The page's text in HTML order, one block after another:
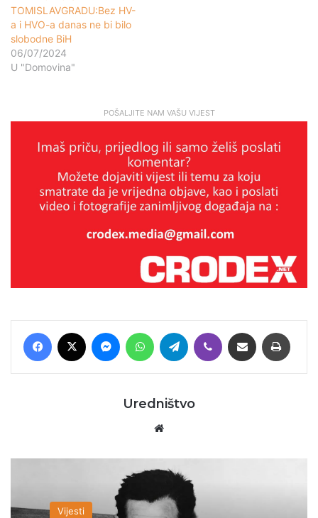
TOMISLAVGRADU:Bez HV-
a i HVO-a danas ne bi bilo
slobodne BiH
06/07/2024
U "Domovina"
POŠALJITE NAM VAŠU VIJEST
Facebook MessengerWhatsAppTelegram Viber Podijeli putem E-maila
Uredništvo
Vijesti